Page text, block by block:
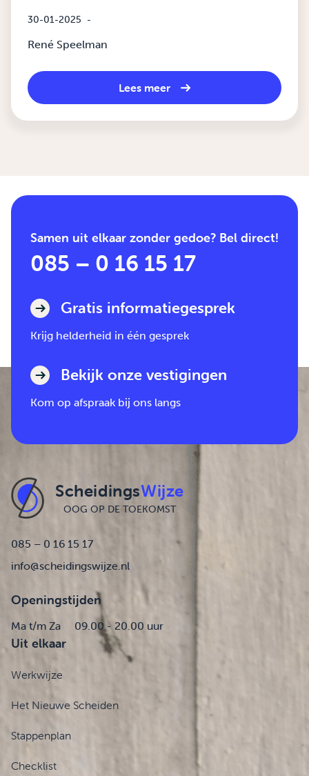
30-01-2025 -
René Speelman
Lees meer
Samen uit elkaar zonder gedoe? Bel direct!
085 – 0 16 15 17
Gratis informatiegesprek
Krijg helderheid in één gesprek
Bekijk onze vestigingen
Kom op afspraak bij ons langs
ScheidingsWijze
OOG OP DE TOEKOMST
085 – 0 16 15 17
info@scheidingswijze.nl
Openingstijden
Ma t/m Za 09.00 - 20.00 uur
Uit elkaar
Werkwijze
Het Nieuwe Scheiden
Stappenplan
Checklist